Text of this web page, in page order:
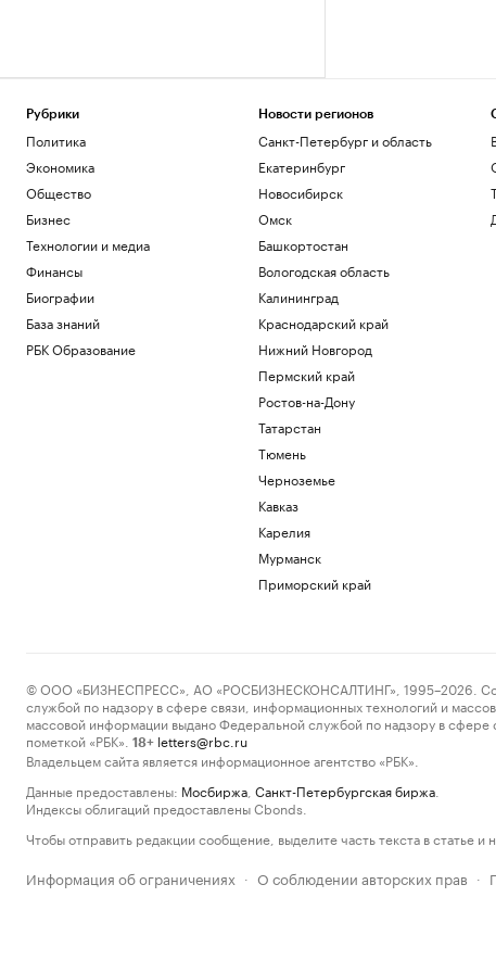
Рубрики
Политика
Экономика
Общество
Бизнес
Технологии и медиа
Финансы
Биографии
База знаний
РБК Образование
Новости регионов
Санкт-Петербург и область
Екатеринбург
Новосибирск
Омск
Башкортостан
Вологодская область
Калининград
Краснодарский край
Нижний Новгород
Пермский край
Ростов-на-Дону
Татарстан
Тюмень
Черноземье
Кавказ
Карелия
Мурманск
Приморский край
© ООО «БИЗНЕСПРЕСС», АО «РОСБИЗНЕСКОНСАЛТИНГ», 1995–2026.
службой по надзору в сфере связи, информационных технологий и
массовой информации выдано Федеральной службой по надзору в
пометкой «РБК».
18+ letters@rbc.ru
Владельцем сайта является информационное агентство «РБК».
Данные предоставлены: Мосбиржа Санкт-Петербургская биржа
Индексы облигаций предоставлены Cbonds.
Чтобы отправить редакции сообщение, выделите часть текста в статье и
Информация об ограничениях · О соблюдении авторских прав ·